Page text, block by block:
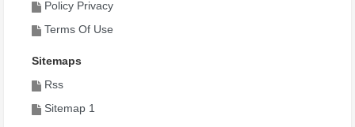
Policy Privacy
Terms Of Use
Sitemaps
Rss
Sitemap 1